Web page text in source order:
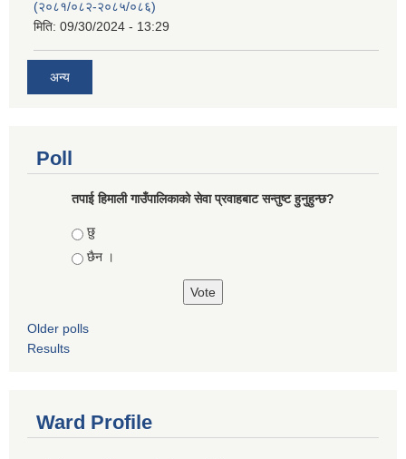
(२०८१/०८२-२०८५/०८६)
मिति: 09/30/2024 - 13:29
अन्य
Poll
तपाई हिमाली गाउँपालिकाको सेवा प्रवाहबाट सन्तुष्ट हुनुहुन्छ?
Choices
छु
छैन ।
Older polls
Results
Ward Profile